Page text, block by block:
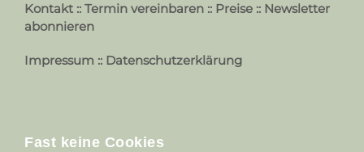
Kontakt :: Termin vereinbaren :: Preise :: Newsletter
abonnieren
Impressum :: Datenschutzerklärung
Fast keine Cookies